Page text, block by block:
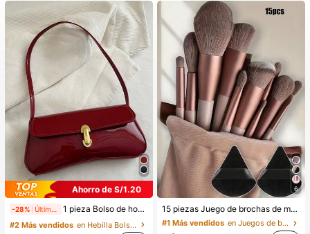
Ahorro de S/1.20
-28% 1 pieza Bolso de hombro y bandolera de cuero sintético aceitado retro para mujer, adecuado para citas, salidas, fiestas, banquetes, estética
#2 Más vendidos
en Hebilla Bolsos De Hombro De Mujer
6
15 piezas Juego de brochas de maquillaje, incluye 2 esponjas de maquillaje triangulares negras, suaves y pegajosas para polvos sueltos; también 13 piezas de brochas de maquillaje para colorete, lápiz labial líquido, lápiz labial, corrector, base de maquillaje, primer, cosméticos de marca, polvos sueltos, iluminador, contorno, fijador, sombra de ojos, colorete, maquillaje coreano, etc. Adecuado como regalo para niñas y mujeres.
#1 Más vendidos
en Juegos de brochas de maquillaje Juegos De Pince